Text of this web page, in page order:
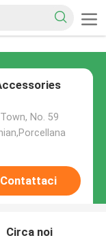
No. 59
Contattaci
Circa noi